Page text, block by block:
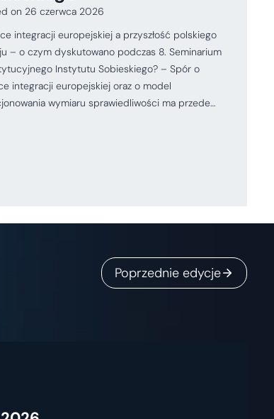
on 26 czerwca 2026
integracji europejskiej a przyszłość polskiego
– o czym dyskutowano podczas 8. Seminarium
Instytutu Sobieskiego? – Spór o
integracji europejskiej oraz o model
wymiaru sprawiedliwości ma przede…
Poprzednie edycje